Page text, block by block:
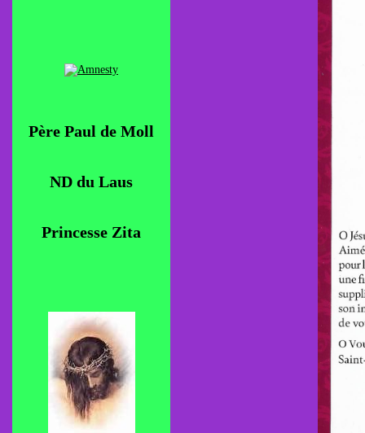
Père Paul de Moll
ND du Laus
Princesse Zita